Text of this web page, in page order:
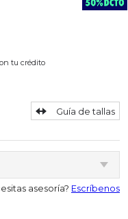
tu crédito
Guía de tallas
asesoría? Escríbenos